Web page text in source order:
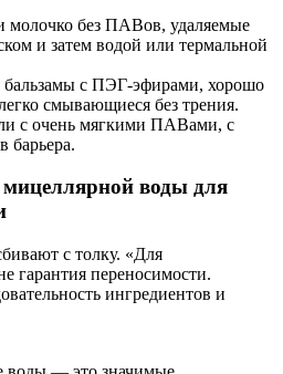
без ПАВов, удаляемые
и затем водой или термальной
с ПЭГ‑эфирами, хорошо
смывающиеся без трения.
с очень мягкими ПАВами, c
барьера.
мицеллярной воды для
с толку. «Для
гарантия переносимости.
ингредиентов и